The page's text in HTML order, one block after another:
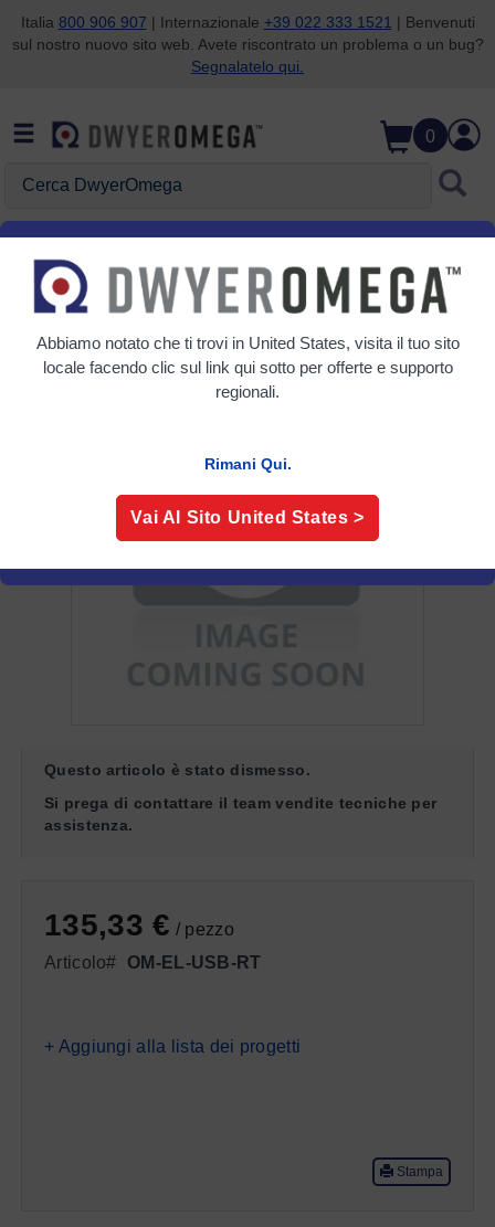
Salta alla ricerca
Salta al contenuto principale
Salta alla navigazione
Italia 800 906 907 | Internazionale +39 022 333 1521 | Benvenuti
sul nostro nuovo sito web. Avete riscontrato un problema o un bug?
Segnalatelo qui.
0
DwyerOmega
Home
OM-EL-USB-RT
Questo articolo è stato dismesso.
Si prega di contattare il team vendite tecniche per
assistenza.
135,33 € / pezzo
Articolo#
OM-EL-USB-RT
+ Aggiungi alla lista dei progetti
Stampa
Abbiamo notato che ti trovi in United States, visita il tuo sito
locale facendo clic sul link qui sotto per offerte e supporto
regionali.
Rimani Qui.
Vai Al Sito United States >